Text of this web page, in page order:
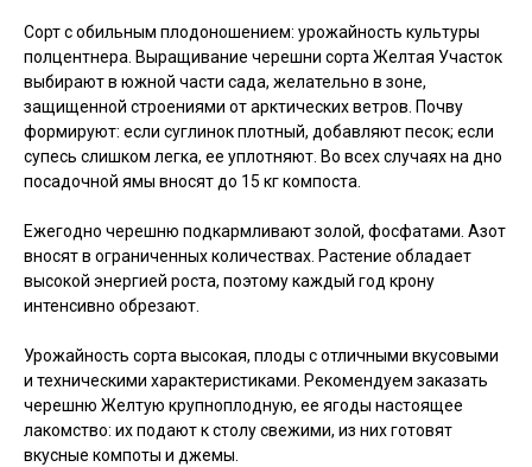
Сорт с обильным плодоношением: урожайность культуры
полцентнера. Выращивание черешни сорта Желтая Участок
выбирают в южной части сада, желательно в зоне,
защищенной строениями от арктических ветров. Почву
формируют: если суглинок плотный, добавляют песок; если
супесь слишком легка, ее уплотняют. Во всех случаях на дно
посадочной ямы вносят до 15 кг компоста.
Ежегодно черешню подкармливают золой, фосфатами. Азот
вносят в ограниченных количествах. Растение обладает
высокой энергией роста, поэтому каждый год крону
интенсивно обрезают.
Урожайность сорта высокая, плоды с отличными вкусовыми
и техническими характеристиками. Рекомендуем заказать
черешню Желтую крупноплодную, ее ягоды настоящее
лакомство: их подают к столу свежими, из них готовят
вкусные компоты и джемы.